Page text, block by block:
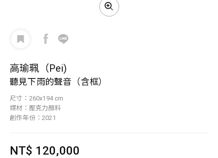
高瑜珮（Pei)
聽見下雨的聲音（含框）
尺寸：260x194 cm
媒材：壓克力顏料
創作年份：2021
NT$ 120,000